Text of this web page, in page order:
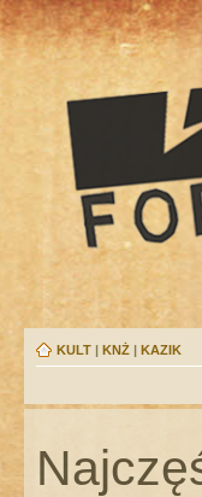
KULT | KNŻ | KAZIK